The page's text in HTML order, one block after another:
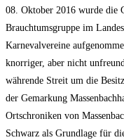
08. Oktober 2016 wurde die
Brauchtumsgruppe im
Karnevalvereine
knorriger, aber nicht
währende Streit um die
der Gemarkung
Ortschroniken von
Schwarz als Grundlage für